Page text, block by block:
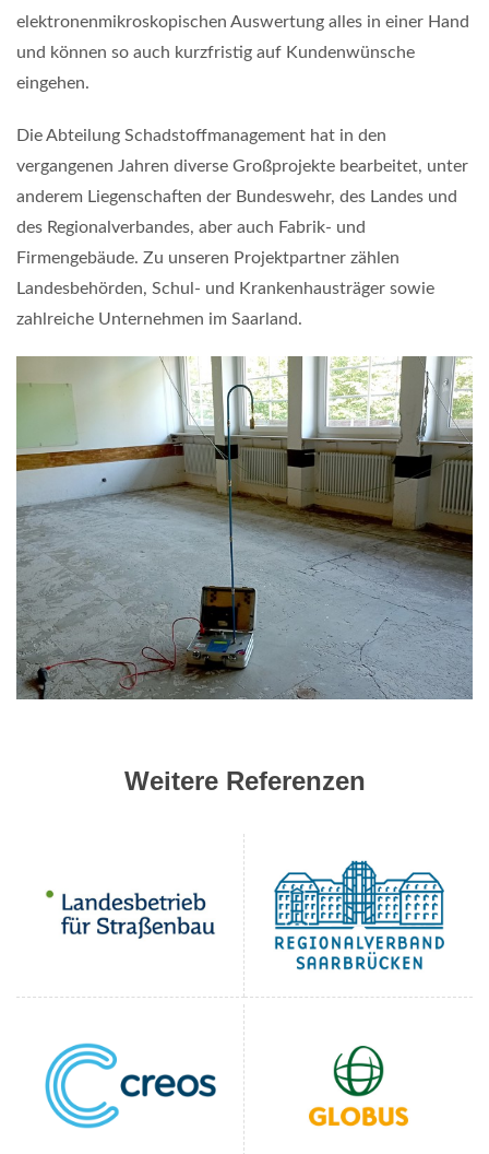
elektronenmikroskopischen Auswertung alles in einer Hand
und können so auch kurzfristig auf Kundenwünsche
eingehen.
Die Abteilung Schadstoffmanagement hat in den
vergangenen Jahren diverse Großprojekte bearbeitet, unter
anderem Liegenschaften der Bundeswehr, des Landes und
des Regionalverbandes, aber auch Fabrik- und
Firmengebäude. Zu unseren Projektpartner zählen
Landesbehörden, Schul- und Krankenhausträger sowie
zahlreiche Unternehmen im Saarland.
Weitere Referenzen